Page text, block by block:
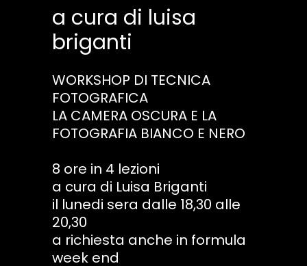
a cura di luisa
briganti
WORKSHOP DI TECNICA
FOTOGRAFICA
LA CAMERA OSCURA E LA
FOTOGRAFIA BIANCO E NERO
8 ore in 4 lezioni
a cura di Luisa Briganti
il lunedi sera dalle 18,30 alle
20,30
a richiesta anche in formula
week end